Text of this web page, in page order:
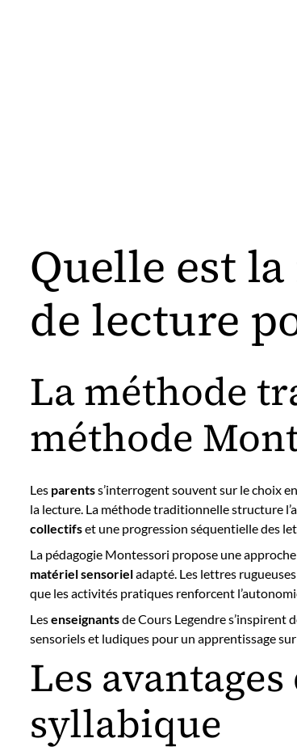
Quelle est
de lecture
La méthode
méthode
Les parentss’interrogent souvent sur le choix
la lecture. La méthode traditionnelle structure
collectifset une progression séquentielle des
La pédagogie Montessori propose une
matériel sensorieladapté. Les lettres
que les activités pratiques renforcent
Lesenseignantsde Cours Legendre s’inspirent
sensoriels et ludiques pour un apprentissage
Les
syllabique